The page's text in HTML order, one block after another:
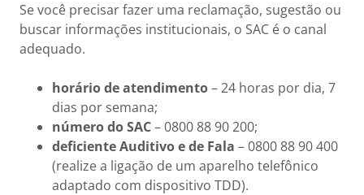
Se você precisar fazer uma reclamação, sugestão ou
buscar informações institucionais, o SAC é o canal
adequado.
horário de atendimento– 24 horas por dia, 7
dias por semana;
número do SAC– 0800 88 90 200;
deficiente Auditivo e de Fala – 0800 88 90 400
(realize a ligação de um aparelho telefônico
adaptado com dispositivo TDD).